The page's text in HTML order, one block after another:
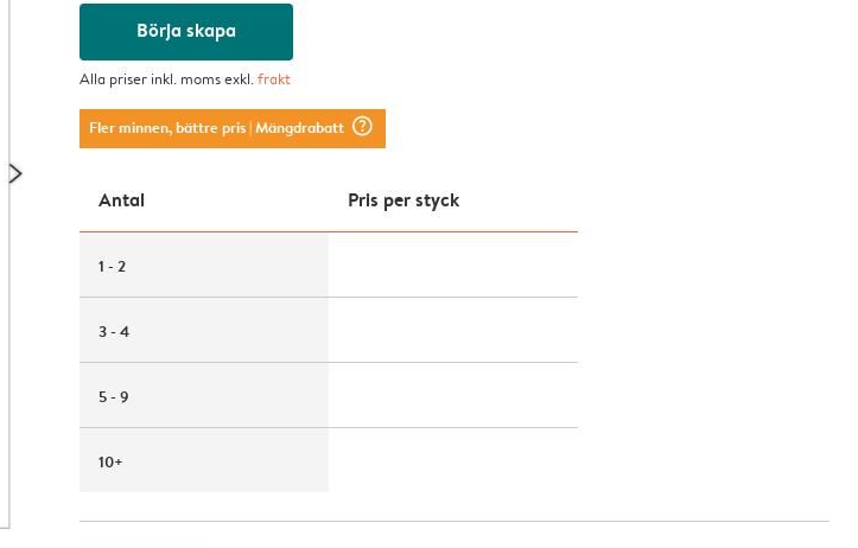
Börja skapa
Alla priser inkl. moms exkl.frakt
Fler minnen, bättre pris| Mängdrabatt question_mark_circle
Antal Pris per styck
1 - 2
3 - 4
5 - 9
10+